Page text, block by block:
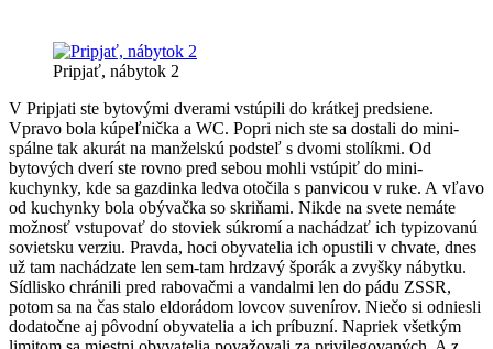
Pripjať, nábytok 2
V Pripjati ste bytovými dverami vstúpili do krátkej predsiene.
Vpravo bola kúpeľnička a WC. Popri nich ste sa dostali do mini-
spálne tak akurát na manželskú podsteľ s dvomi stolíkmi. Od
bytových dverí ste rovno pred sebou mohli vstúpiť do mini-
kuchynky, kde sa gazdinka ledva otočila s panvicou v ruke. A vľavo
od kuchynky bola obývačka so skriňami. Nikde na svete nemáte
možnosť vstupovať do stoviek súkromí a nachádzať ich typizovanú
sovietsku verziu. Pravda, hoci obyvatelia ich opustili v chvate, dnes
už tam nachádzate len sem-tam hrdzavý šporák a zvyšky nábytku.
Sídlisko chránili pred rabovačmi a vandalmi len do pádu ZSSR,
potom sa na čas stalo eldorádom lovcov suvenírov. Niečo si odniesli
dodatočne aj pôvodní obyvatelia a ich príbuzní. Napriek všetkým